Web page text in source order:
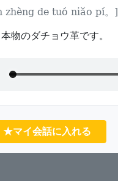
zhèng de tuó niǎo pí。]
物のダチョウ革です。
★マイ会話に入れる